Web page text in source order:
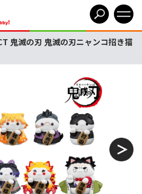
鬼滅の刃 鬼滅の刃ニャンコ招き猫